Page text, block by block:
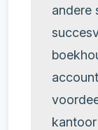
andere